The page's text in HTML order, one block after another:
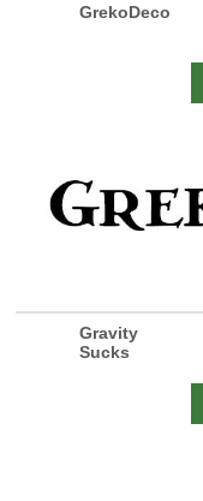
GrekoDeco
Gravity
Sucks